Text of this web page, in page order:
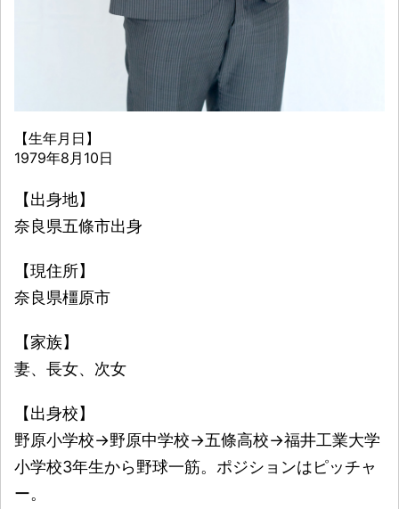
【生年月日】
1979年8月10日
【出身地】
奈良県五條市出身
【現住所】
奈良県橿原市
【家族】
妻、長女、次女
【出身校】
野原小学校→野原中学校→五條高校→福井工業大学
小学校3年生から野球一筋。ポジションはピッチャ
ー。